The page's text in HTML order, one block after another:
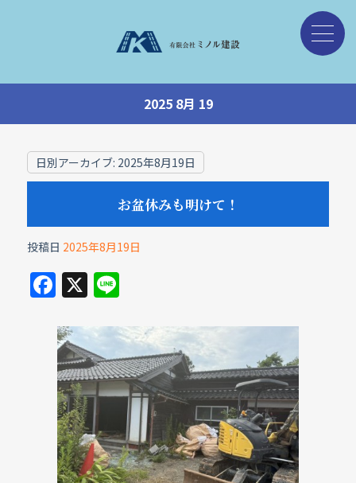
2025 8月 19
日別アーカイブ: 2025年8月19日
お盆休みも明けて！
投稿日 2025年8月19日
F
c
e
b
o
o
k
X Li
e